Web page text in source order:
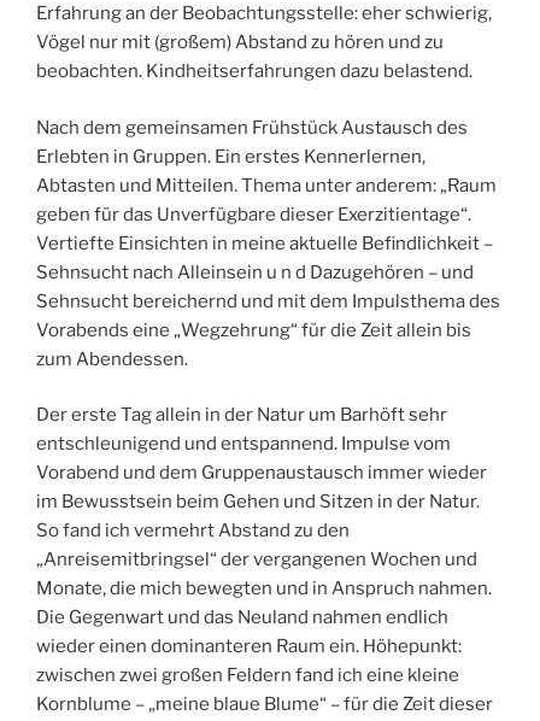
Erfahrung an der Beobachtungsstelle: eher schwierig,
Vögel nur mit (großem) Abstand zu hören und zu
beobachten. Kindheitserfahrungen dazu belastend.
Nach dem gemeinsamen Frühstück Austausch des
Erlebten in Gruppen. Ein erstes Kennerlernen,
Abtasten und Mitteilen. Thema unter anderem: „Raum
geben für das Unverfügbare dieser Exerzitientage“.
Vertiefte Einsichten in meine aktuelle Befindlichkeit –
Sehnsucht nach Alleinsein u n d Dazugehören – und
Sehnsucht bereichernd und mit dem Impulsthema des
Vorabends eine „Wegzehrung“ für die Zeit allein bis
zum Abendessen.
Der erste Tag allein in der Natur um Barhöft sehr
entschleunigend und entspannend. Impulse vom
Vorabend und dem Gruppenaustausch immer wieder
im Bewusstsein beim Gehen und Sitzen in der Natur.
So fand ich vermehrt Abstand zu den
„Anreisemitbringsel“ der vergangenen Wochen und
Monate, die mich bewegten und in Anspruch nahmen.
Die Gegenwart und das Neuland nahmen endlich
wieder einen dominanteren Raum ein. Höhepunkt:
zwischen zwei großen Feldern fand ich eine kleine
Kornblume – „meine blaue Blume“ – für die Zeit dieser